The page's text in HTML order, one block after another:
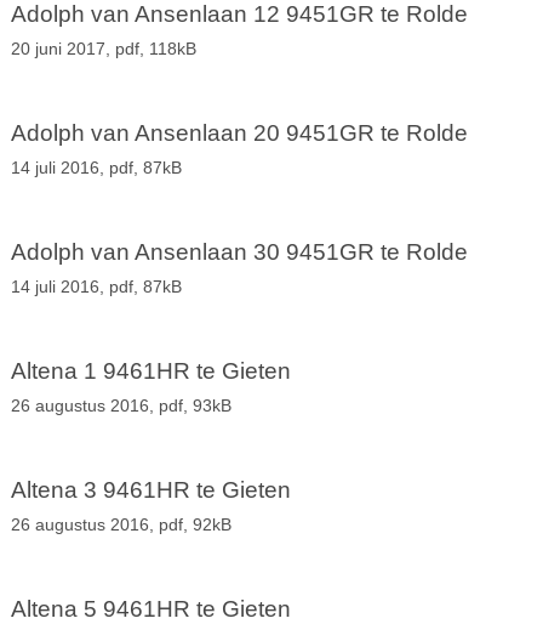
Adolph van Ansenlaan 12 9451GR te Rolde
20 juni 2017, pdf, 118kB
Adolph van Ansenlaan 20 9451GR te Rolde
14 juli 2016, pdf, 87kB
Adolph van Ansenlaan 30 9451GR te Rolde
14 juli 2016, pdf, 87kB
Altena 1 9461HR te Gieten
26 augustus 2016, pdf, 93kB
Altena 3 9461HR te Gieten
26 augustus 2016, pdf, 92kB
Altena 5 9461HR te Gieten